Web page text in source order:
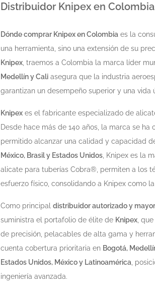
Distribuidor Knipex en
Dónde comprar Knipex en Colombia es la
una herramienta, sino una extensión de su
Knipex , traemos a Colombia la marca líder
Medellín y Cali asegura que la industria
garantizan un desempeño superior y una
Knipex es el fabricante especializado de
Desde hace más de 140 años, la marca se
permitido alcanzar una calidad y capacidad
México, Brasil y Estados Unidos , Knipex es la
alicate para tuberías Cobra®, permiten a los
esfuerzo físico, consolidando a Knipex como
Como principaldistribuidor autorizado y
suministra el portafolio de élite de Knipex ,
de precisión, pelacables de alta gama y
cuenta cobertura prioritaria en Bogotá,
Estados Unidos, México y Latinoamérica ,
ingeniería avanzada.